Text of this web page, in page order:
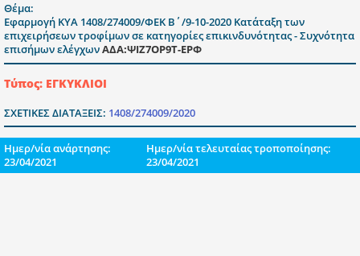
Θέμα:
Εφαρμογή ΚΥΑ 1408/274009/ΦΕΚ Β΄/9-10-2020 Κατάταξη των
επιχειρήσεων τροφίμων σε κατηγορίες επικινδυνότητας - Συχνότητα
επισήμων ελέγχωνΑΔΑ:ΨΙΖ7ΟΡ9Τ-ΕΡΦ
Τύπος: ΕΓΚΥΚΛΙΟΙ
ΣΧΕΤΙΚΕΣ ΔΙΑΤΑΞΕΙΣ: 1408/274009/2020
Ημερ/νία ανάρτησης:
23/04/2021
Ημερ/νία τελευταίας τροποποίησης:
23/04/2021